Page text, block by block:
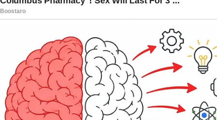
indevidas à liberdade de expressão,
especialmente em relação a conteúdos de
caráter político publicados por usuários
alinhados à direita.
Entre os casos citados pelas plataformas está o
do influenciador Allan dos Santos, alvo de
decisões judiciais brasileiras e que atualmente